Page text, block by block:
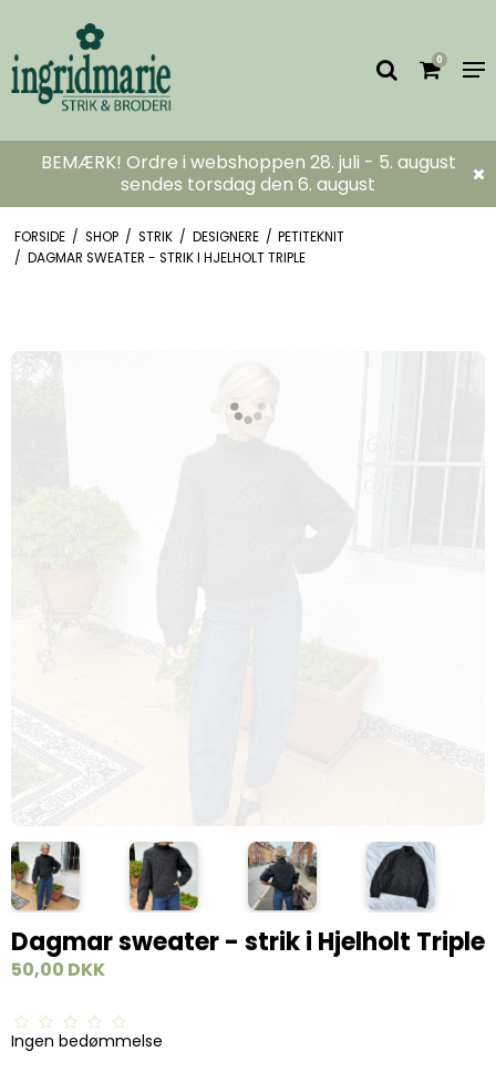
0
BEMÆRK! Ordre i webshoppen 28. juli - 5. august
sendes torsdag den 6. august
FORSIDE / SHOP / STRIK / DESIGNERE / PETITEKNIT
/ DAGMAR SWEATER - STRIK I HJELHOLT TRIPLE
Dagmar sweater - strik i Hjelholt Triple
50,00 DKK
Ingen bedømmelse